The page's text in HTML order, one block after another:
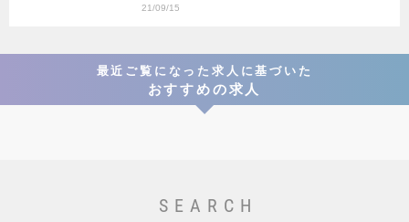
21/09/15
最近ご覧になった求人に基づいた
おすすめの求人
SEARCH